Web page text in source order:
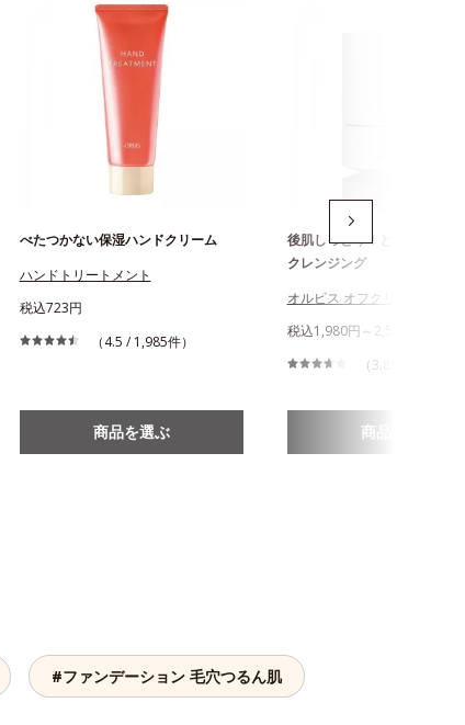
べたつかない保湿ハンドクリーム
ハンドトリートメント
税込723円
（4.5 / 1,985件）
商品を選ぶ
後肌しっとり！とろける極上
クレンジング
オルビス オフクリーム
税込1,980円～2,530円
（3.89 / 2,044件
商品を選ぶ
#ファンデーション 毛穴つるん肌